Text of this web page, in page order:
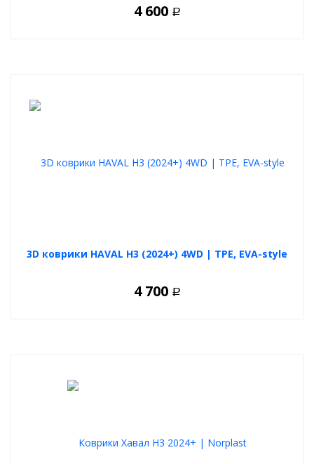
4 600 Р
3D коврики HAVAL H3 (2024+) 4WD | TPE, EVA-style
4 700 Р